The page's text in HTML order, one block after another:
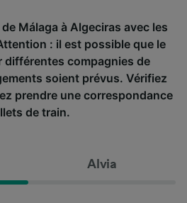
Málaga à Algeciras avec les
: il est possible que le
différentes compagnies de
soient prévus. Vérifiez
prendre une correspondance
de train.
Alvia